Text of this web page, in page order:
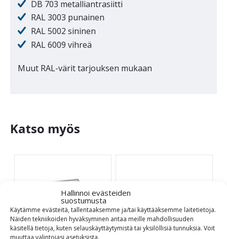
Hallinnoi evästeiden
suostumusta
Käytämme evästeitä, tallentaaksemme ja/tai käyttääksemme laitetietoja.
Näiden tekniikoiden hyväksyminen antaa meille mahdollisuuden
käsitellä tietoja, kuten selauskäyttäytymistä tai yksilöllisiä tunnuksia. Voit
muuttaa valintojasi asetuksista.
DB 703 metalliantrasiitti
RAL 3003 punainen
RAL 5002 sininen
RAL 6009 vihreä
Muut RAL-värit tarjouksen mukaan
Katso myös